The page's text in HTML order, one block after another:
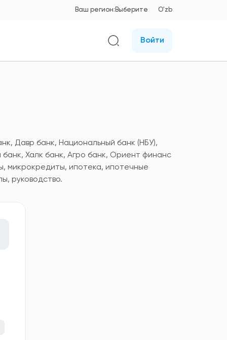
Ваш регион: Выберите O'zb
Войти
Давр банк, Национальный банк (НБУ),
Халк банк, Агро банк, Ориент финанс
микрокредиты, ипотека, ипотечные
руководство.